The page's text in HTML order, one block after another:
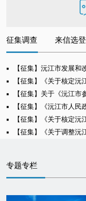
征集调查 来信选登
专题专栏